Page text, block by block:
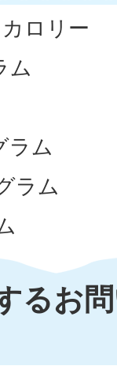
ロリー
ム
ラム
ラム
るお